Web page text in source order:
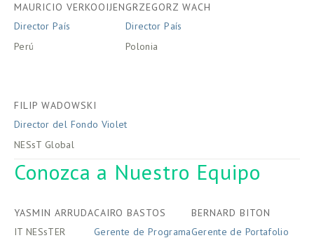
MAURICIO VERKOOIJEN
Director País
Perú
GRZEGORZ WACH
Director País
Polonia
FILIP WADOWSKI
Director del Fondo Violet
NESsT Global
Conozca a Nuestro Equipo
YASMIN ARRUDA
IT NESsTER
CAIRO BASTOS
Gerente de Programa
BERNARD BITON
Gerente de Portafolio